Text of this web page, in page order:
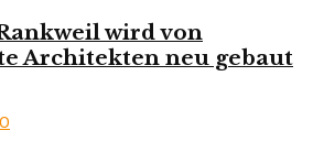
wird von
Architekten neu gebaut
0